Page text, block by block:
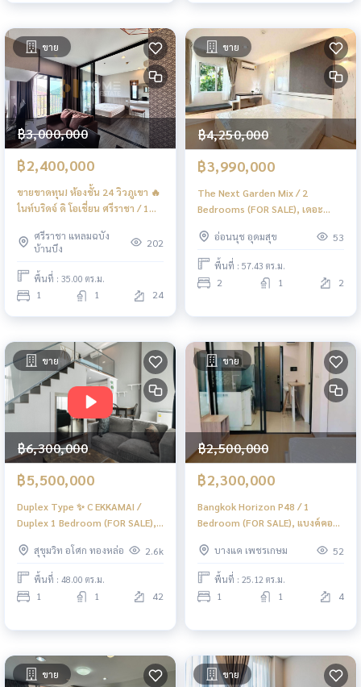
ขาย
฿3,000,000
฿2,400,000
ขายขาดทุน! ห้องชั้น 24 วิวภูเขา 🔥
ไนท์บริดจ์ ดิ โอเชี่ยน ศรีราชา / 1
The Ocean Sriracha / 1
Bedroom (FOR SALE) YEAN176
ศรีราชา แหลมฉบัง
บ้านบึง
202
พื้นที่ : 35.00 ตร.ม.
1 1 24
ขาย
฿4,250,000
฿3,990,000
The Next Garden Mix / 2
Bedrooms (FOR SALE), เดอะ
(ขาย) PYN017
อ่อนนุช อุดมสุข 53
พื้นที่ : 57.43 ตร.ม.
2 1 2
ขาย
฿6,300,000
฿5,500,000
Duplex Type ✨ C EKKAMAI /
Duplex 1 Bedroom (FOR SALE),
(ขาย) TANG212
สุขุมวิท อโศก ทองหล่อ 2.6k
พื้นที่ : 48.00 ตร.ม.
1 1 42
ขาย
฿2,500,000
฿2,300,000
Bangkok Horizon P48 / 1
Bedroom (FOR SALE), แบงค์คอก
JSMN272
บางแค เพชรเกษม 52
พื้นที่ : 25.12 ตร.ม.
1 1 4
ขาย ขาย